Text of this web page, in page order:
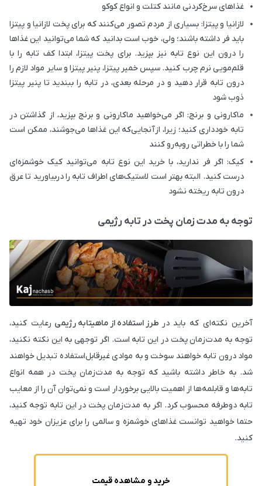
غذاهای سرخ‌کردنی مانند کتلت و انواع کوکو
لازانیا و پیتزا: بسیاری از مردم تصور می‌کنند که برای پخت لازانیا و پیتزا
باید فر داشته باشند؛ ولی، خوب است بدانید که شما می‌توانید این غذاها
را درون این نوع تابه نیز بپزید. برای پخت پیتزا، ابتدا کف تابه را با
قلم‌مویی نرم چرب کنید. سپس خمیر پیتزا، پنیر پیتزا و سایر مواد لازم را
درون تابه قرار دهید و در مرحله بعدی، در تابه را ببندید تا پنیر پیتزا
ذوب شود
ماکارونی و برنج: اگر می‌خواهید ماکارونی و برنج بپزید، از گذاشتن در
تابه خودداری کنید؛ زیرا، ازآنجایی‌که این غذاها می‌جوشند، ممکن است
شما را با خطراتی روبه‌رو کنند
کیک: اگر فر ندارید، با خرید این نوع تابه می‌توانید کیک خوشمزه‌ای
درست کنید. البته بهتر است لاستیک‌های اطراف تابه را دربیاورید تا عرق
درون تابه ریخته نشود
توجه به مدت زمان پخت در تابه رژیمی
آخرین نکته‌ای که باید در طرز استفاده از ماهیتابه رژیمی رعایت کنید،
توجه به مدت‌زمان پخت در این تابه است. اگر توجهی به این نکته نکنید،
مواد درون تابه خواهند سوخت و به موادی غیرقابل‌استفاده تبدیل خواهند
شد. به خاطر داشته باشید که توجه به مدت‌زمان پخت در همه انواع
تابه‌ها و قابلمه‌ها از اهمیت بالایی برخوردار است و نمی‌توان آن را از معایب
تابه دوطرفه محسوب کرد. اگر به مدت‌زمان پخت در این تابه توجه کنید،
حتما خواهید توانست غذاهای خوشمزه و سالمی را برای عزیزان خود تهیه
کنید.
خرید و مشاهده قیمت